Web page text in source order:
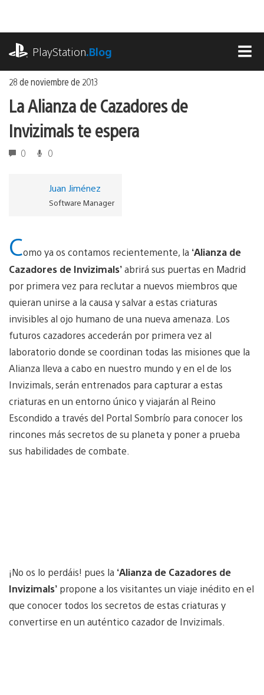
contenido
PlayStation.Blog
28 de noviembre de 2013
La Alianza de Cazadores de
Invizimals te espera
0 0
Juan Jiménez
Software Manager
Como ya os contamos recientemente, la ‘Alianza de
Cazadores de Invizimals’abrirá sus puertas en Madrid
por primera vez para reclutar a nuevos miembros que
quieran unirse a la causa y salvar a estas criaturas
invisibles al ojo humano de una nueva amenaza. Los
futuros cazadores accederán por primera vez al
laboratorio donde se coordinan todas las misiones que la
Alianza lleva a cabo en nuestro mundo y en el de los
Invizimals, serán entrenados para capturar a estas
criaturas en un entorno único y viajarán al Reino
Escondido a través del Portal Sombrío para conocer los
rincones más secretos de su planeta y poner a prueba
sus habilidades de combate.
¡No os lo perdáis! pues la ‘Alianza de Cazadores de
Invizimals’ propone a los visitantes un viaje inédito en el
que conocer todos los secretos de estas criaturas y
convertirse en un auténtico cazador de Invizimals.